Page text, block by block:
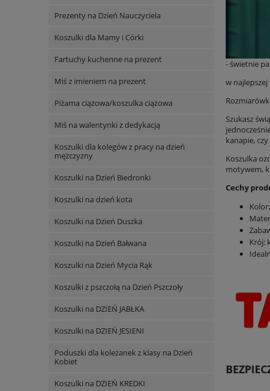
Prezenty na Dzień Nauczyciela
Koszulki dla Mamy i Córki
Fartuchy kuchenne na prezent
Miś z imieniem na prezent
Piżama ciążowa/koszulka ciążowa
Miś na walentynki z dedykacją
Koszulki dla kolegów z pracy na dzień
mężczyzny
Koszulki na Dzień Biedronki
Koszulki na dzień kota
Koszulki na Dzień Duszka
Koszulki na Dzień Bałwana
Koszulki na Dzień Mycia Rąk
Koszulki z pszczołą na Dzień Pszczoły
Koszulki na DZIEŃ JABŁKA
Koszulki na DZIEŃ JESIENI
Poduszki dla koleżanek z klasy na Dzień
Kobiet
Koszulki na DZIEŃ KREDKI
- świetnie
w
Szukasz
kanapie,
Koszulka
motywem,
Cechy
Krój: